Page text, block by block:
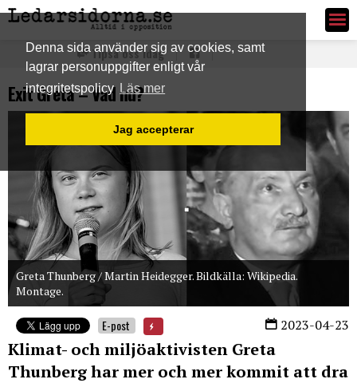
Denna sida använder sig av cookies, samt
lagrar personuppgifter enligt vår
integritetspolicy Läs mer
Jag accepterar
Ledarsidorna.se
Tipsa oss idag
Exit Greta – Vad nu?
Greta Thunberg / Martin Heidegger. Bildkälla: Wikipedia.
Montage.
2023-04-23
E-post
Klimat- och miljöaktivisten Greta
Thunberg har mer och mer kommit att dra